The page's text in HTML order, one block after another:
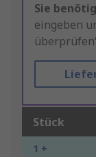
Sie
eingeben
Stück
1 +